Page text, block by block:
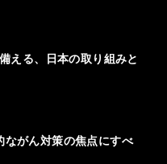
える、日本の取り組みと
ながん対策の焦点にすべ